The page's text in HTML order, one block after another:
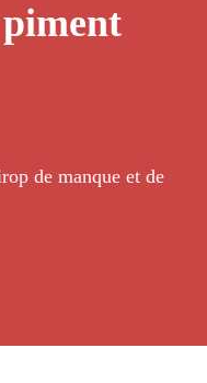
de manque et de